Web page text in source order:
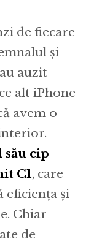
de fiecare
și
auzit
alt iPhone
avem o
său cip
C1, care
eficiența și
Chiar
de